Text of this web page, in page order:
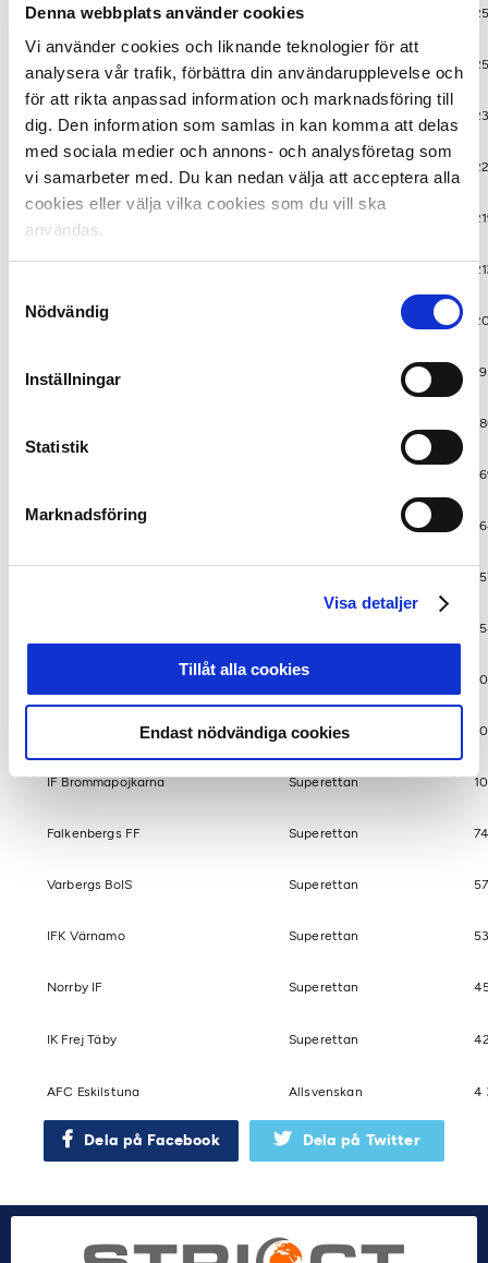
Denna webbplats använder cookies
Vi använder cookies och liknande teknologier för att
analysera vår trafik, förbättra din användarupplevelse och
för att rikta anpassad information och marknadsföring till
dig. Den information som samlas in kan komma att delas
med sociala medier och annons- och analysföretag som
vi samarbeter med. Du kan nedan välja att acceptera alla
cookies eller välja vilka cookies som du vill ska
användas.
Nödvändig
Inställningar
Statistik
Marknadsföring
Visa detaljer
Tillåt alla cookies
Endast nödvändiga cookies
GIF Sundsvall Allsvenskan
Örebro SK Allsvenskan
Östers IF
Degerfors IF
BK Häcken
Superettan
Allsvenskan
IF Brommapojkarna Superettan
Falkenbergs FF Superettan
Varbergs BoIS Superettan
IFK Värnamo Superettan
Norrby IF Superettan
IK Frej Täby Superettan
AFC Eskilstuna Allsvenskan 4
Dela på Facebook Dela på Twitter